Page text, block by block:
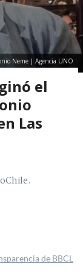
Neme | Agencia UNO
el
Las
de BBCL